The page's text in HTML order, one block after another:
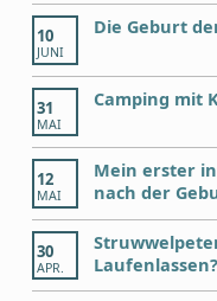
10
JUNI
Die Geburt
31
MAI
Camping mit
12
MAI
Mein erster
nach der
30
APR.
Laufenlassen?